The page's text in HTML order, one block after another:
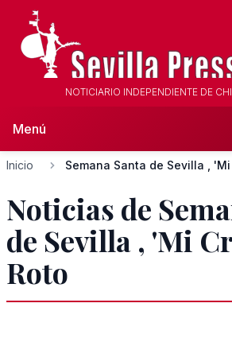
NOTICIARIO INDEPENDIENTE DE
Menú
Inicio Semana Santa de Sevilla ,
Noticias de
de Sevilla , 'Mi
Roto